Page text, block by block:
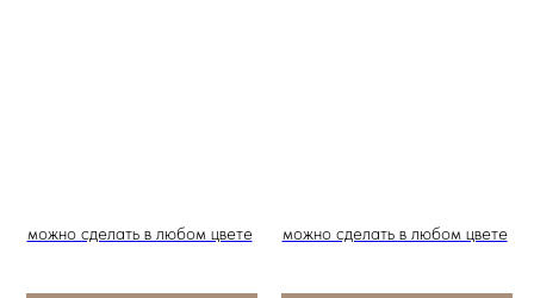
можно сделать в любом цвете можно сделать в любом цвете